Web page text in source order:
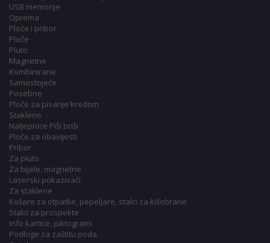
USB memorije
Oprema
Ploče i pribor
Ploče
Pluto
Magnetne
Kombinirane
Samostojeće
Posebne
Ploče za pisanje kredom
Staklene
Naljepnice Piši briši
Ploče za obavijesti
Pribor
Za pluto
Za bijele, magnetne
Laserski pokazivači
Za staklene
Košare za otpatke, pepeljare, stalci za kišobrane
Stalci za prospekte
Info kartice, piktogrami
Podloge za zaštitu poda